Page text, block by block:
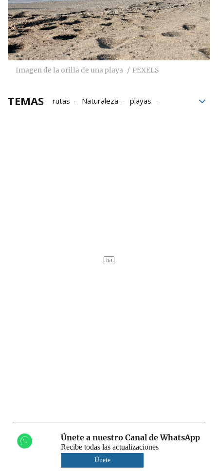
Imagen de la orilla de una playa PEXELS
TEMAS rutas Naturaleza
playas
Únete a nuestro Canal de WhatsApp
Recibe todas las actualizaciones
Únete